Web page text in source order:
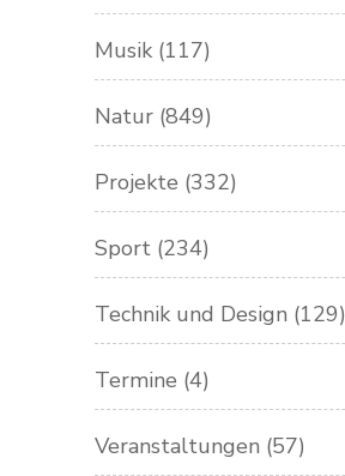
Musik (117)
Natur (849)
Projekte (332)
Sport (234)
Technik und Design (129)
Termine (4)
Veranstaltungen (57)